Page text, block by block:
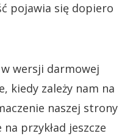
pojawia się dopiero
wersji darmowej
kiedy zależy nam na
naszej strony
przykład jeszcze